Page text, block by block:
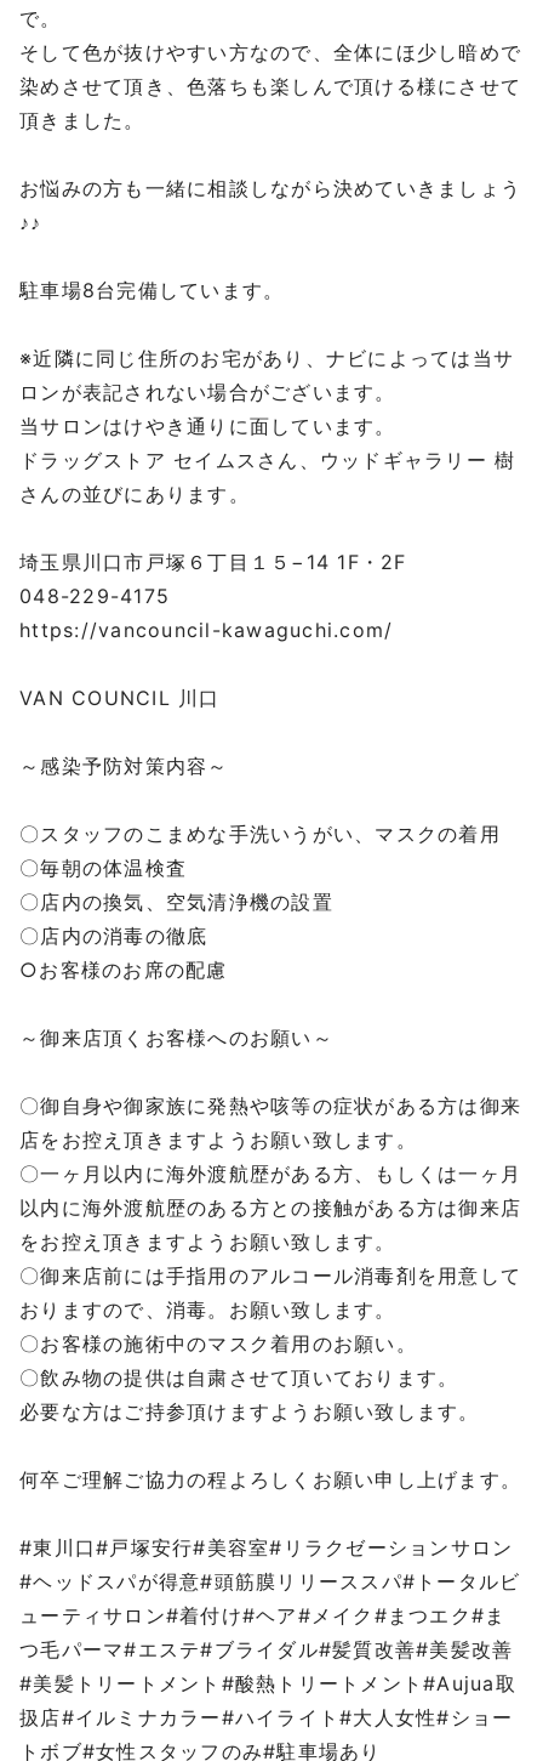
で。
そして色が抜けやすい方なので、全体にほ少し暗めで
染めさせて頂き、色落ちも楽しんで頂ける様にさせて
頂きました。
お悩みの方も一緒に相談しながら決めていきましょう
♪♪
駐車場8台完備しています。
※近隣に同じ住所のお宅があり、ナビによっては当サ
ロンが表記されない場合がございます。
当サロンはけやき通りに面しています。
ドラッグストア セイムスさん、ウッドギャラリー 樹
さんの並びにあります。
埼玉県川口市戸塚６丁目１５−14 1F・2F
048-229-4175
https://vancouncil-kawaguchi.com/
VAN COUNCIL 川口
～感染予防対策内容～
〇スタッフのこまめな手洗いうがい、マスクの着用
〇毎朝の体温検査
〇店内の換気、空気清浄機の設置
〇店内の消毒の徹底
○お客様のお席の配慮
～御来店頂くお客様へのお願い～
〇御自身や御家族に発熱や咳等の症状がある方は御来
店をお控え頂きますようお願い致します。
〇一ヶ月以内に海外渡航歴がある方、もしくは一ヶ月
以内に海外渡航歴のある方との接触がある方は御来店
をお控え頂きますようお願い致します。
〇御来店前には手指用のアルコール消毒剤を用意して
おりますので、消毒。お願い致します。
〇お客様の施術中のマスク着用のお願い。
〇飲み物の提供は自粛させて頂いております。
必要な方はご持参頂けますようお願い致します。
何卒ご理解ご協力の程よろしくお願い申し上げます。
#東川口#戸塚安行#美容室#リラクゼーションサロン
#ヘッドスパが得意#頭筋膜リリーススパ#トータルビ
ューティサロン#着付け#ヘア#メイク#まつエク#ま
つ毛パーマ#エステ#ブライダル#髪質改善#美髪改善
#美髪トリートメント#酸熱トリートメント#Aujua取
扱店#イルミナカラー#ハイライト#大人女性#ショー
トボブ#女性スタッフのみ#駐車場あり